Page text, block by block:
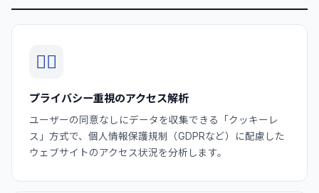
🕵️‍♀️
プライバシー重視のアクセス解析
ユーザーの同意なしにデータを収集できる「クッキーレ
ス」方式で、個人情報保護規制（GDPRなど）に配慮した
ウェブサイトのアクセス状況を分析します。